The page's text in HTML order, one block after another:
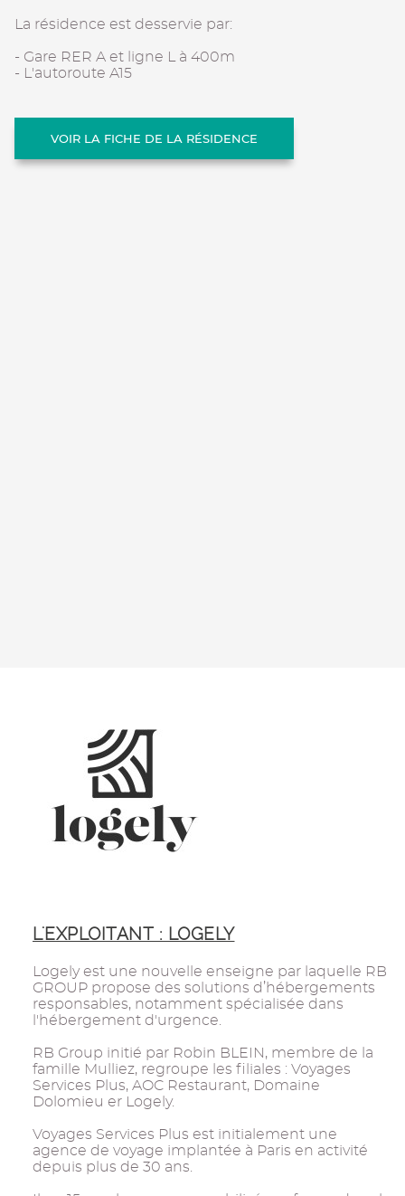
La résidence est desservie par:
- Gare RER A et ligne L à 400m
- L'autoroute A15
VOIR LA FICHE DE LA RÉSIDENCE
L'EXPLOITANT : LOGELY
Logely est une nouvelle enseigne par laquelle RB
GROUP propose des solutions d’hébergements
responsables, notamment spécialisée dans
l'hébergement d'urgence.
RB Group initié par Robin BLEIN, membre de la
famille Mulliez, regroupe les filiales : Voyages
Services Plus, AOC Restaurant, Domaine
Dolomieu er Logely.
Voyages Services Plus est initialement une
agence de voyage implantée à Paris en activité
depuis plus de 30 ans.